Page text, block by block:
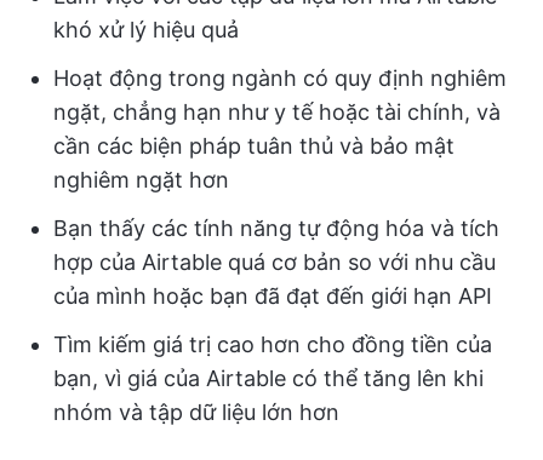
khó xử lý hiệu quả
Hoạt động trong ngành có quy định nghiêm
ngặt, chẳng hạn như y tế hoặc tài chính, và
cần các biện pháp tuân thủ và bảo mật
nghiêm ngặt hơn
Bạn thấy các tính năng tự động hóa và tích
hợp của Airtable quá cơ bản so với nhu cầu
của mình hoặc bạn đã đạt đến giới hạn API
Tìm kiếm giá trị cao hơn cho đồng tiền của
bạn, vì giá của Airtable có thể tăng lên khi
nhóm và tập dữ liệu lớn hơn